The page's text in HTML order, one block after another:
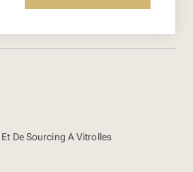
De Sourcing À Vitrolles